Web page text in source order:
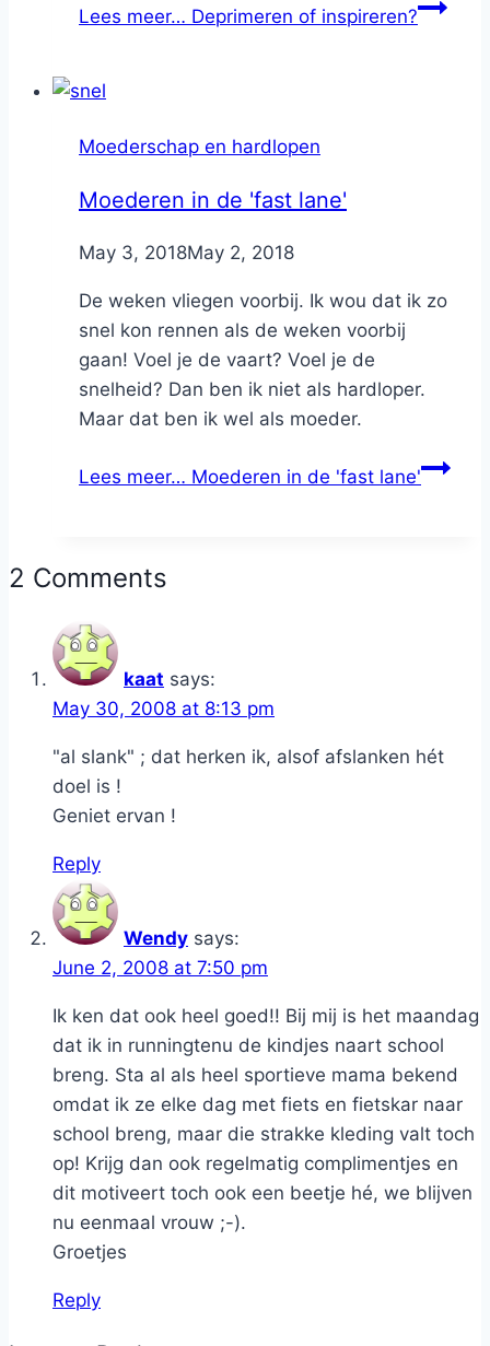
Lees meer… Deprimeren of inspireren?
Moederschap en hardlopen
Moederen in de 'fast lane'
ByNicole
May 3, 2018May 2, 2018
De weken vliegen voorbij. Ik wou dat ik zo
snel kon rennen als de weken voorbij
gaan! Voel je de vaart? Voel je de
snelheid? Dan ben ik niet als hardloper.
Maar dat ben ik wel als moeder.
Lees meer… Moederen in de 'fast lane'
2 Comments
kaat says:
May 30, 2008 at 8:13 pm
"al slank" ; dat herken ik, alsof afslanken hét
doel is !
Geniet ervan !
Reply
Wendy says:
June 2, 2008 at 7:50 pm
Ik ken dat ook heel goed!! Bij mij is het maandag
dat ik in runningtenu de kindjes naart school
breng. Sta al als heel sportieve mama bekend
omdat ik ze elke dag met fiets en fietskar naar
school breng, maar die strakke kleding valt toch
op! Krijg dan ook regelmatig complimentjes en
dit motiveert toch ook een beetje hé, we blijven
nu eenmaal vrouw ;-).
Groetjes
Reply